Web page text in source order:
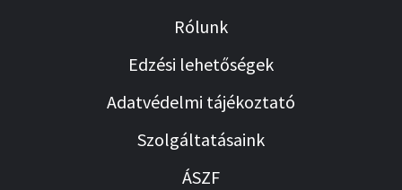
Rólunk
Edzési lehetőségek
Adatvédelmi tájékoztató
Szolgáltatásaink
ÁSZF